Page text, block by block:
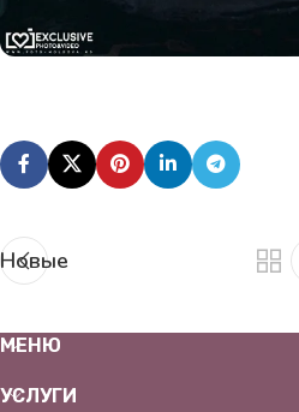
Новые
МЕНЮ
УСЛУГИ